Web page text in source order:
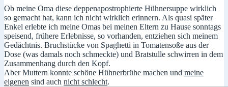
Ob meine Oma diese deppenapostrophierte Hühnersuppe wirklich
so gemacht hat, kann ich nicht wirklich erinnern. Als quasi später
Enkel erlebte ich meine Omas bei meinen Eltern zu Hause sonntags
speisend, frühere Erlebnisse, so vorhanden, entziehen sich meinem
Gedächtnis. Bruchstücke von Spaghetti in Tomatensoße aus der
Dose (was damals noch schmeckte) und Bratstulle schwirren in dem
Zusammenhang durch den Kopf.
Aber Muttern konnte schöne Hühnerbrühe machen und meine
eigenen sind auch nicht schlecht.